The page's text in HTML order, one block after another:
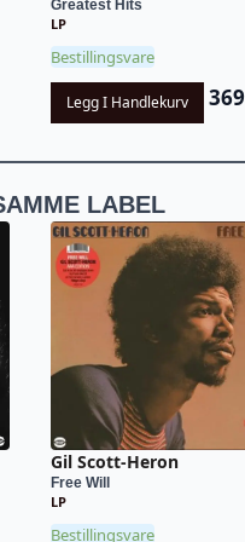
Greatest Hits
LP
Bestillingsvare
Legg I Handlekurv 369
LABEL
Gil Scott-Heron
Free Will
LP
Bestillingsvare